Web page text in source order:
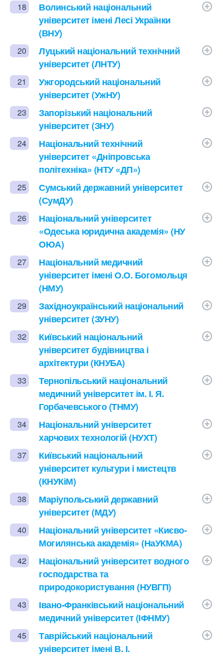
18
Волинський національний
університет імені Лесі Українки
(ВНУ)
20
Луцький національний технічний
університет (ЛНТУ)
21
Ужгородський національний
університет (УжНУ)
23
Запорізький національний
університет (ЗНУ)
24
Національний технічний
університет «Дніпровська
політехніка» (НТУ «ДП»)
25
Сумський державний університет
(СумДУ)
26
Національний університет
«Одеська юридична академія» (НУ
ОЮА)
27
Національний медичний
університет імені О.О. Богомольця
(НМУ)
29
Західноукраїнський національний
університет (ЗУНУ)
32
Київський національний
університет будівництва і
архітектури (КНУБА)
33
Тернопільський національний
медичний університет ім. І. Я.
Горбачевського (ТНМУ)
34
Національний університет
харчових технологій (НУХТ)
37
Київський національний
університет культури і мистецтв
(КНУКіМ)
38
Маріупольський державний
університет (МДУ)
40
Національний університет «Києво-
Могилянська академія» (НаУКМА)
42
Національний університет водного
господарства та
природокористування (НУВГП)
43
Івано-Франківський національний
медичний університет (ІФНМУ)
45
Таврійський національний
університет імені В. І.